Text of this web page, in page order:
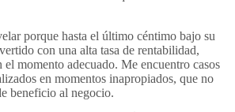
porque hasta el último céntimo bajo su
con una alta tasa de rentabilidad,
el momento adecuado. Me encuentro casos
en momentos inapropiados, que no
beneficio al negocio.